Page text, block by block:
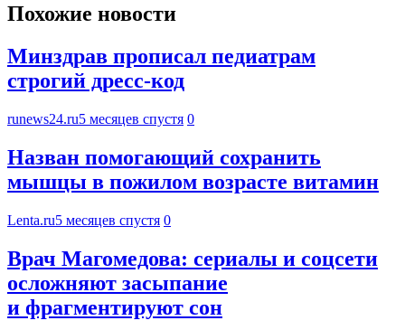
Похожие новости
Минздрав прописал педиатрам
строгий дресс-код
runews24.ru5 месяцев спустя 0
Назван помогающий сохранить
мышцы в пожилом возрасте витамин
Lenta.ru5 месяцев спустя 0
Врач Магомедова: сериалы и соцсети
осложняют засыпание
и фрагментируют сон